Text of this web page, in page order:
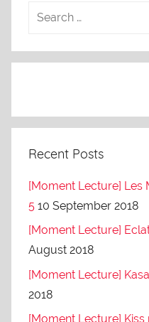
Recent Posts
[Moment Lecture] Les
5 10 September 2018
[Moment Lecture]
August 2018
[Moment Lecture]
2018
[Moment Lecture] Kiss